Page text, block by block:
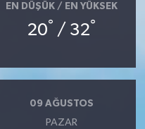
EN DÜŞÜK / EN YÜKSEK
20° / 32°
09 AĞUSTOS
PAZAR